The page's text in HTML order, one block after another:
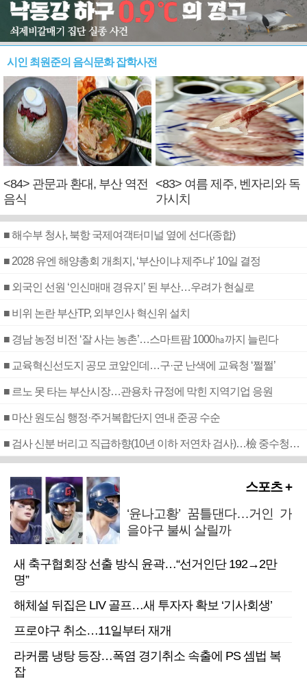
시인 최원준의 음식문화 잡학사전
<84> 관문과 환대, 부산 역전
음식
<83> 여름 제주, 벤자리와 독
가시치
■ 해수부 청사, 북항 국제여객터미널 옆에 선다(종합)
■ 2028 유엔 해양총회 개최지, ‘부산이냐 제주냐’ 10일 결정
■ 외국인 선원 ‘인신매매 경유지’ 된 부산…우려가 현실로
■ 비위 논란 부산TP, 외부인사 혁신위 설치
■ 경남 농정 비전 ‘잘 사는 농촌’…스마트팜 1000㏊까지 늘린다
■ 교육혁신선도지 공모 코앞인데…구·군 난색에 교육청 ‘쩔쩔’
■ 르노 못 타는 부산시장…관용차 규정에 막힌 지역기업 응원
■ 마산 원도심 행정·주거복합단지 연내 준공 수순
■ 검사 신분 버리고 직급하향(10년 이하 저연차 검사)…檢 중수청행 기피
스포츠 +
‘윤나고황’ 꿈틀댄다…거인 가
을야구 불씨 살릴까
새 축구협회장 선출 방식 윤곽…“선거인단 192→2만
명”
해체설 뒤집은 LIV 골프…새 투자자 확보 ‘기사회생’
프로야구 취소…11일부터 재개
라커룸 냉탕 등장…폭염 경기취소 속출에 PS 셈법 복
잡